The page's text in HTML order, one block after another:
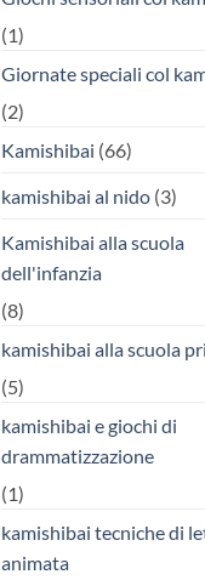
(1)
Giornate speciali col
(2)
Kamishibai (66)
kamishibai al nido(3)
Kamishibai alla scuola
dell'infanzia
(8)
kamishibai alla scuola
(5)
kamishibai e giochi di
drammatizzazione
(1)
kamishibai tecniche di
animata